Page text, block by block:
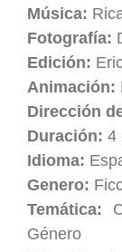
Música:
Fotografía:
Edición:
Animación:
Dirección
Duración: 4
Idioma:
Genero:
Temática:
Género